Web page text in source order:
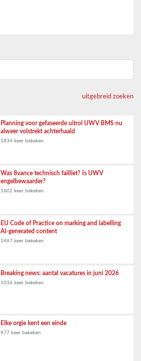
uitgebreid zoeken
Planning voor gefaseerde uitrol UWV BMS nu
alweer volstrekt achterhaald
1834 keer bekeken
Was 8vance technisch failliet? Is UWV
engelbewaarder?
1602 keer bekeken
EU Code of Practice on marking and labelling
AI-generated content
1467 keer bekeken
Breaking news: aantal vacatures in juni 2026
1036 keer bekeken
Elke orgie kent een einde
977 keer bekeken